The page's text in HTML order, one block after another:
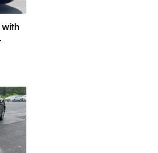
with